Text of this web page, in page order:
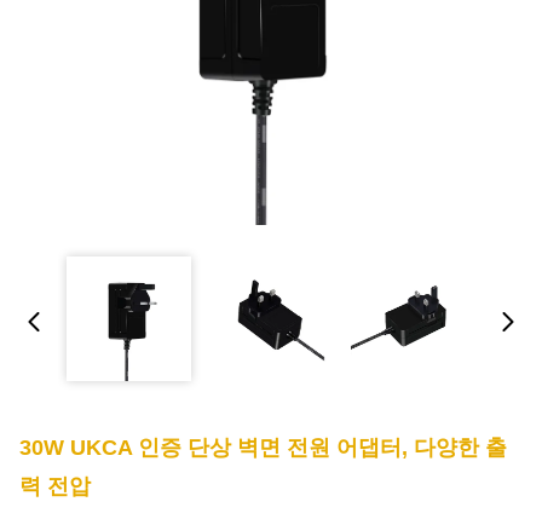
30W UKCA 인증 단상 벽면 전원 어댑터, 다양한 출
력 전압